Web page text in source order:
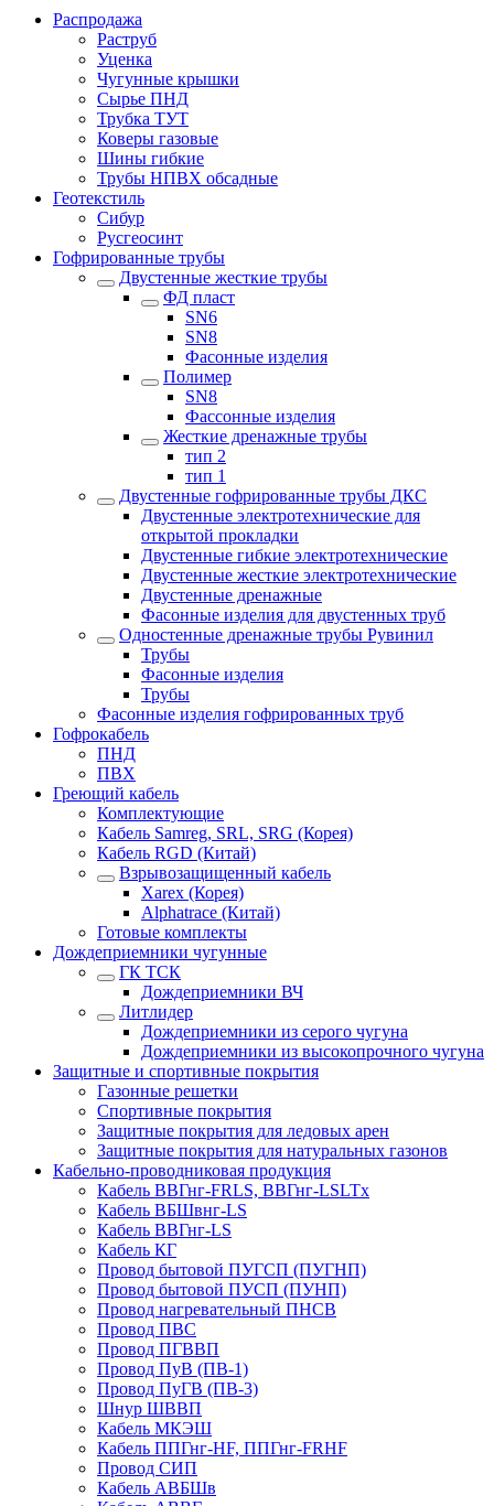
Распродажа
Раструб
Уценка
Чугунные крышки
Сырье ПНД
Трубка ТУТ
Коверы газовые
Шины гибкие
Трубы НПВХ обсадные
Геотекстиль
Сибур
Русгеосинт
Гофрированные трубы
Двустенные жесткие трубы
ФД пласт
SN6
SN8
Фасонные изделия
Полимер
SN8
Фассонные изделия
Жесткие дренажные трубы
тип 2
тип 1
Двустенные гофрированные трубы ДКС
Двустенные электротехнические для
открытой прокладки
Двустенные гибкие электротехнические
Двустенные жесткие электротехнические
Двустенные дренажные
Фасонные изделия для двустенных труб
Одностенные дренажные трубы Рувинил
Трубы
Фасонные изделия
Трубы
Фасонные изделия гофрированных труб
Гофрокабель
ПНД
ПВХ
Греющий кабель
Комплектующие
Кабель Samreg, SRL, SRG (Корея)
Кабель RGD (Китай)
Взрывозащищенный кабель
Xarex (Корея)
Alphatrace (Китай)
Готовые комплекты
Дождеприемники чугунные
ГК ТСК
Дождеприемники ВЧ
Литлидер
Дождеприемники из серого чугуна
Дождеприемники из высокопрочного чугуна
Защитные и спортивные покрытия
Газонные решетки
Спортивные покрытия
Защитные покрытия для ледовых арен
Защитные покрытия для натуральных газонов
Кабельно-проводниковая продукция
Кабель ВВГнг-FRLS, ВВГнг-LSLTx
Кабель ВБШвнг-LS
Кабель ВВГнг-LS
Кабель КГ
Провод бытовой ПУГСП (ПУГНП)
Провод бытовой ПУСП (ПУНП)
Провод нагревательный ПНСВ
Провод ПВС
Провод ПГВВП
Провод ПуВ (ПВ-1)
Провод ПуГВ (ПВ-3)
Шнур ШВВП
Кабель МКЭШ
Кабель ППГнг-HF, ППГнг-FRHF
Провод СИП
Кабель АВБШв